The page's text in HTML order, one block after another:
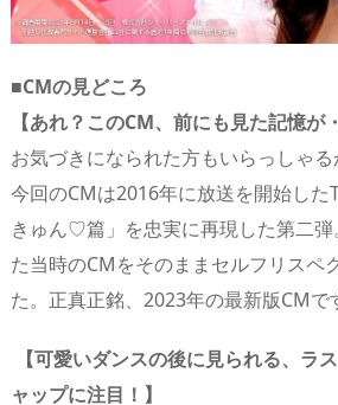
■CMの見どころ
【あれ？このCM、前にも見た記憶が
お気づきになられた方もいらっしゃる
今回のCMは2016年に放送を開始した
きゅん♡篇」を忠実に再現した第二
た当時のCMをそのままセルフリスペ
た。正真正銘、2023年の最新版CMで
【可愛いダンスの後に見られる、ラ
ャップに注目！】